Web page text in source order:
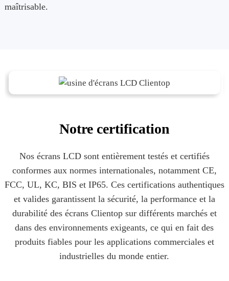
maîtrisable.
Notre certification
Nos écrans LCD sont entièrement testés et certifiés
conformes aux normes internationales, notamment CE,
FCC, UL, KC, BIS et IP65. Ces certifications authentiques
et valides garantissent la sécurité, la performance et la
durabilité des écrans Clientop sur différents marchés et
dans des environnements exigeants, ce qui en fait des
produits fiables pour les applications commerciales et
industrielles du monde entier.